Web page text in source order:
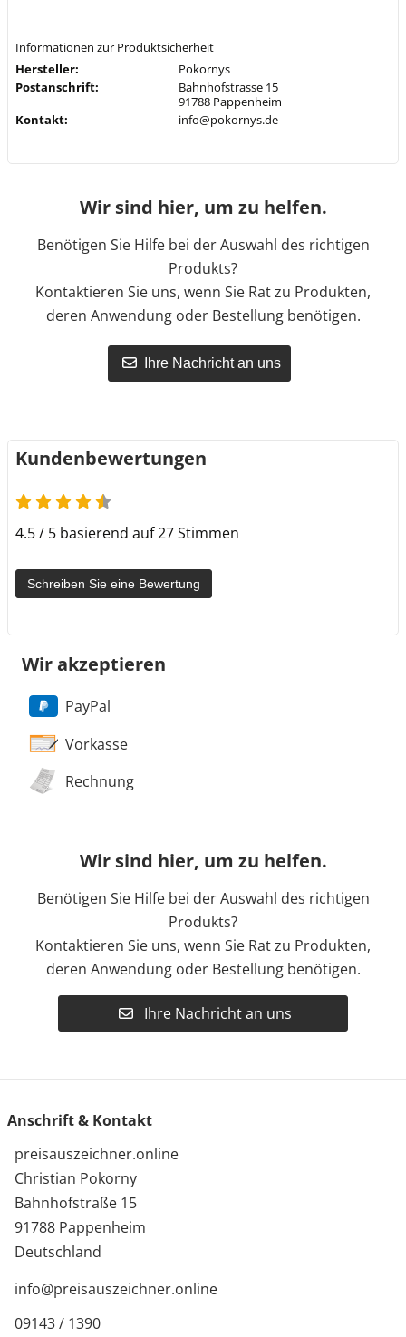
Informationen zur Produktsicherheit
Hersteller:
Pokornys
Postanschrift:
Bahnhofstrasse 15
91788 Pappenheim
Kontakt:
info@pokornys.de
Wir sind hier, um zu helfen.
Benötigen Sie Hilfe bei der Auswahl des richtigen
Produkts?
Kontaktieren Sie uns, wenn Sie Rat zu Produkten,
deren Anwendung oder Bestellung benötigen.
Ihre Nachricht an uns
Kundenbewertungen
4.5 / 5 basierend auf 27 Stimmen
Schreiben Sie eine Bewertung
Wir akzeptieren
PayPal
Vorkasse
Rechnung
Wir sind hier, um zu helfen.
Benötigen Sie Hilfe bei der Auswahl des richtigen
Produkts?
Kontaktieren Sie uns, wenn Sie Rat zu Produkten,
deren Anwendung oder Bestellung benötigen.
Ihre Nachricht an uns
Anschrift & Kontakt
preisauszeichner.online
Christian Pokorny
Bahnhofstraße 15
91788 Pappenheim
Deutschland
info@preisauszeichner.online
09143 / 1390